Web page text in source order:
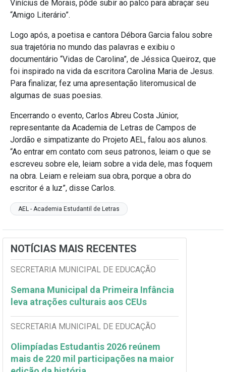
Vinícius de Morais, pôde subir ao palco para abraçar seu
“Amigo Literário”.
Logo após, a poetisa e cantora Débora Garcia falou sobre
sua trajetória no mundo das palavras e exibiu o
documentário “Vidas de Carolina”, de Jéssica Queiroz, que
foi inspirado na vida da escritora Carolina Maria de Jesus.
Para finalizar, fez uma apresentação literomusical de
algumas de suas poesias.
Encerrando o evento, Carlos Abreu Costa Júnior,
representante da Academia de Letras de Campos de
Jordão e simpatizante do Projeto AEL, falou aos alunos.
“Ao entrar em contato com seus patronos, leiam o que se
escreveu sobre ele, leiam sobre a vida dele, mas foquem
na obra. Leiam e releiam sua obra, porque a obra do
escritor é a luz”, disse Carlos.
AEL - Academia Estudantil de Letras
NOTÍCIAS MAIS RECENTES
SECRETARIA MUNICIPAL DE EDUCAÇÃO
Semana Municipal da Primeira Infância
leva atrações culturais aos CEUs
SECRETARIA MUNICIPAL DE EDUCAÇÃO
Olimpíadas Estudantis 2026 reúnem
mais de 220 mil participações na maior